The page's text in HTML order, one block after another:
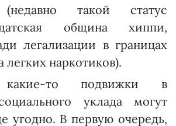
(недавно такой статус
община хиппи,
легализации в границах
легких наркотиков).
какие-то подвижки в
уклада могут
угодно. В первую очередь,